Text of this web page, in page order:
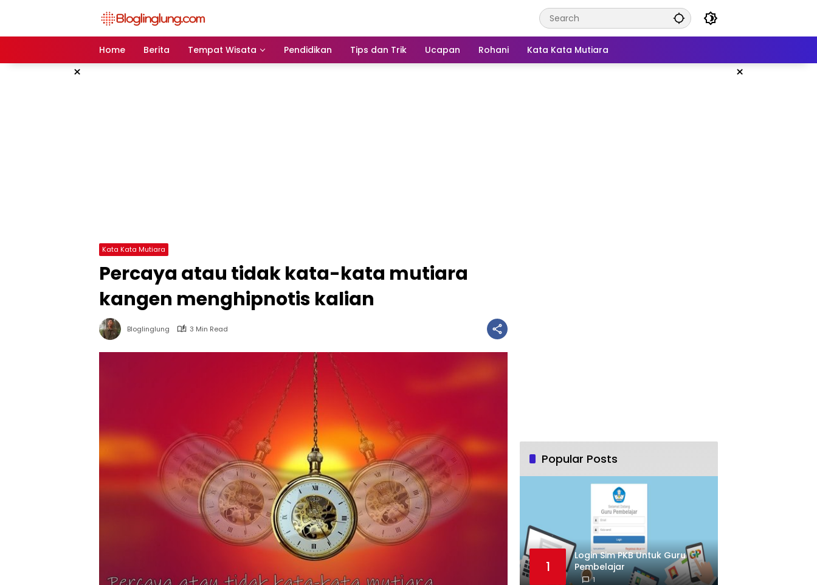
Home
Berita Tempat Wisata Pendidikan Tips dan Trik Ucapan Rohani Kata Kata Mutiara
× ×
Kata Kata Mutiara
Percaya atau tidak kata-kata mutiara
kangen menghipnotis kalian
Bloglinglung 3 Min Read
Popular Posts
1
Login Sim PKB Untuk Guru
Pembelajar
1